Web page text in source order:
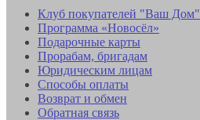
Клуб покупателей "Ваш Дом"
Программа «Новосёл»
Подарочные карты
Прорабам, бригадам
Юридическим лицам
Способы оплаты
Возврат и обмен
Обратная связь